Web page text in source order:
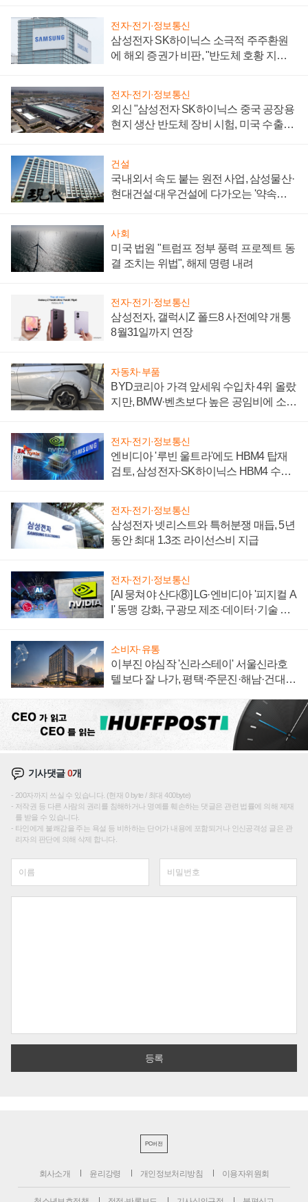
전자·전기·정보통신
삼성전자 SK하이닉스 소극적 주주환원
에 해외 증권가 비판, "반도체 호황 지속
전자·전기·정보통신
외신 "삼성전자 SK하이닉스 중국 공장용
현지 생산 반도체 장비 시험, 미국 수출통
건설
국내외서 속도 붙는 원전 사업, 삼성물산·
현대건설·대우건설에 다가오는 '약속의
사회
미국 법원 "트럼프 정부 풍력 프로젝트 동
결 조치는 위법", 해제 명령 내려
전자·전기·정보통신
삼성전자, 갤럭시Z 폴드8 사전예약 개통
8월31일까지 연장
자동차·부품
BYD코리아 가격 앞세워 수입차 4위 올랐
지만, BMW·벤츠보다 높은 공임비에 소비
전자·전기·정보통신
엔비디아 '루빈 울트라'에도 HBM4 탑재
검토, 삼성전자·SK하이닉스 HBM4 수율
전자·전기·정보통신
삼성전자 넷리스트와 특허분쟁 매듭, 5년
동안 최대 1.3조 라이선스비 지급
전자·전기·정보통신
[AI 뭉쳐야 산다⑧] LG·엔비디아 '피지컬 A
I' 동맹 강화, 구광모 제조·데이터·기술 결
소비자·유통
이부진 야심작 '신라스테이' 서울신라호
텔보다 잘 나가, 평택·주문진·해남·건대로
기사댓글0개
200자까지 쓰실 수 있습니다. (현재 0 byte / 최대 400byte)
저작권 등 다른 사람의 권리를 침해하거나 명예를 훼손하는 댓글은 관련 법률에 의해 제재
를 받을 수 있습니다.
타인에게 불쾌감을 주는 욕설 등 비하하는 단어가 내용에 포함되거나 인신공격성 글은 관
리자의 판단에 의해 삭제 합니다.
PC버전
회사소개 윤리강령 개인정보처리방침 이용자위원회